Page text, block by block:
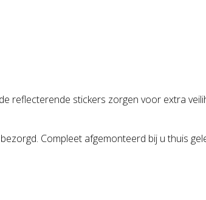
reflecterende stickers zorgen voor extra
Compleet afgemonteerd bij u thuis